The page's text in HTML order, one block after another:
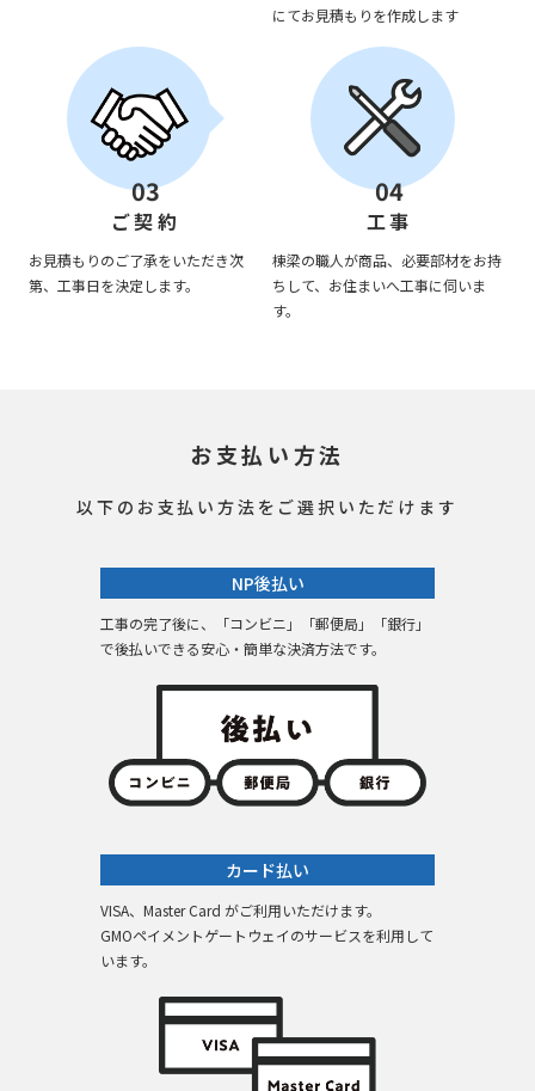
にてお見積もりを作成します
03
ご契約
お見積もりのご了承をいただき次
第、工事日を決定します。
04
工事
棟梁の職人が商品、必要部材をお持
ちして、お住まいへ工事に伺いま
す。
お支払い方法
以下のお支払い方法をご選択いただけます
NP後払い
工事の完了後に、「コンビニ」「郵便局」「銀行」
で後払いできる安心・簡単な決済方法です。
カード払い
VISA、Master Card がご利用いただけます。
GMOペイメントゲートウェイのサービスを利用して
います。